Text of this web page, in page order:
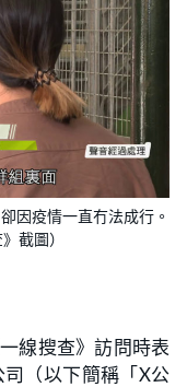
因疫情一直冇法成行。
截圖）
線搜查》訪問時表
（以下簡稱「X公